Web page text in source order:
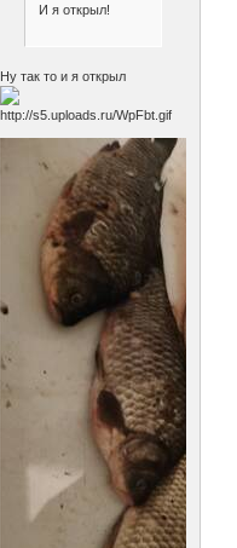
И я открыл!
Ну так то и я открыл